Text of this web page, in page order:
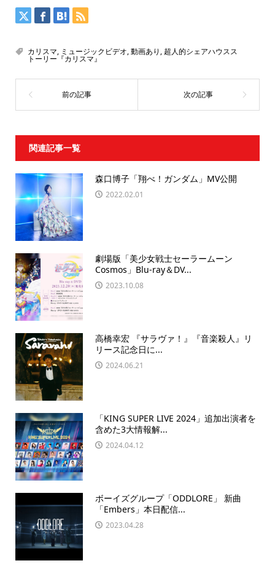
カリスマ, ミュージックビデオ,動画あり , 超人的シェアハウスス
トーリー『カリスマ』
関連記事一覧
森口博子「翔べ！ガンダム」MV公開
2022.02.01
劇場版「美少女戦士セーラームーン
Cosmos」Blu-ray＆DV...
2023.10.08
高橋幸宏 『サラヴァ！』『音楽殺人』リ
リース記念日に...
2024.06.21
「KING SUPER LIVE 2024」追加出演者を
含めた3大情報解...
2024.04.12
ボーイズグループ「ODDLORE」 新曲
「Embers」本日配信...
2023.04.28